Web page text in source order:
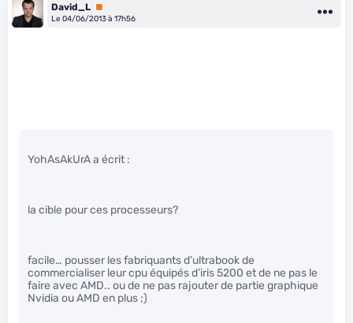
David_L Premium
Le 04/06/2013 à 17h56
YohAsAkUrA a écrit :
la cible pour ces processeurs?
facile… pousser les fabriquants d’ultrabook de
commercialiser leur cpu équipés d’iris 5200 et de ne pas le
faire avec AMD.. ou de ne pas rajouter de partie graphique
Nvidia ou AMD en plus ;)